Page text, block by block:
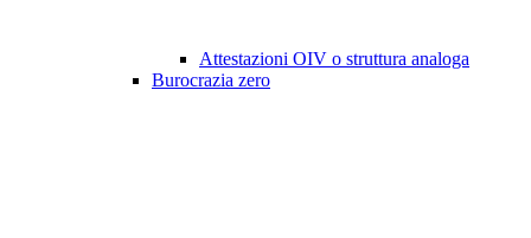
Attestazioni OIV o struttura analoga
Burocrazia zero